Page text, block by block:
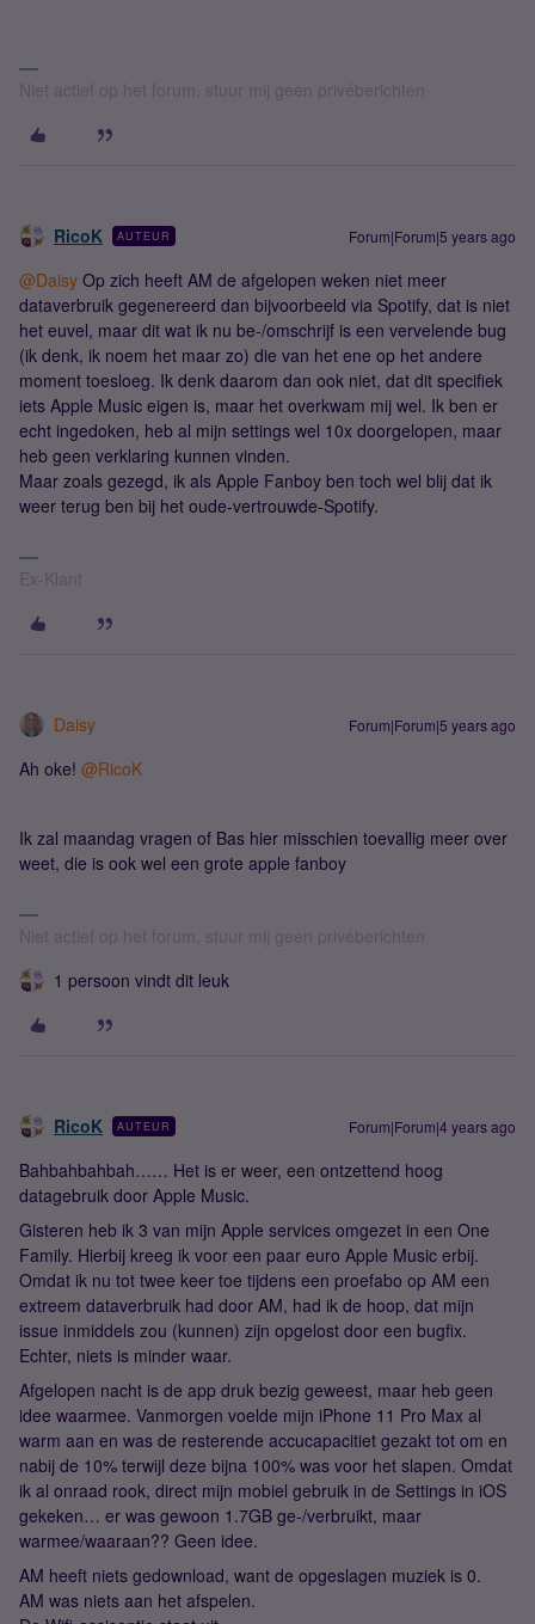
Niet actief op het forum, stuur mij geen privéberichten
RicoK AUTEUR Forum|Forum|5 years ago
@Daisy Op zich heeft AM de afgelopen weken niet meer
dataverbruik gegenereerd dan bijvoorbeeld via Spotify, dat is niet
het euvel, maar dit wat ik nu be-/omschrijf is een vervelende bug
(ik denk, ik noem het maar zo) die van het ene op het andere
moment toesloeg. Ik denk daarom dan ook niet, dat dit specifiek
iets Apple Music eigen is, maar het overkwam mij wel. Ik ben er
echt ingedoken, heb al mijn settings wel 10x doorgelopen, maar
heb geen verklaring kunnen vinden.
Maar zoals gezegd, ik als Apple Fanboy ben toch wel blij dat ik
weer terug ben bij het oude-vertrouwde-Spotify.
Ex-Klant
Daisy Forum|Forum|5 years ago
Ah oke! @RicoK
Ik zal maandag vragen of Bas hier misschien toevallig meer over
weet, die is ook wel een grote apple fanboy
Niet actief op het forum, stuur mij geen privéberichten
1 persoon vindt dit leuk
RicoK AUTEUR Forum|Forum|4 years ago
Bahbahbahbah…… Het is er weer, een ontzettend hoog
datagebruik door Apple Music.
Gisteren heb ik 3 van mijn Apple services omgezet in een One
Family. Hierbij kreeg ik voor een paar euro Apple Music erbij.
Omdat ik nu tot twee keer toe tijdens een proefabo op AM een
extreem dataverbruik had door AM, had ik de hoop, dat mijn
issue inmiddels zou (kunnen) zijn opgelost door een bugfix.
Echter, niets is minder waar.
Afgelopen nacht is de app druk bezig geweest, maar heb geen
idee waarmee. Vanmorgen voelde mijn iPhone 11 Pro Max al
warm aan en was de resterende accucapacitiet gezakt tot om en
nabij de 10% terwijl deze bijna 100% was voor het slapen. Omdat
ik al onraad rook, direct mijn mobiel gebruik in de Settings in iOS
gekeken… er was gewoon 1.7GB ge-/verbruikt, maar
warmee/waaraan?? Geen idee.
AM heeft niets gedownload, want de opgeslagen muziek is 0.
AM was niets aan het afspelen.